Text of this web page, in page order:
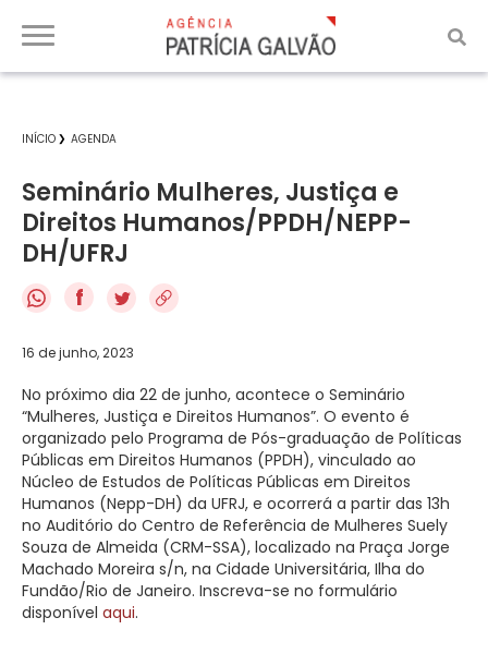
INÍCIO AGENDA
Seminário Mulheres, Justiça e
Direitos Humanos/PPDH/NEPP-
DH/UFRJ
f
16 de junho, 2023
No próximo dia 22 de junho, acontece o Seminário
“Mulheres, Justiça e Direitos Humanos”. O evento é
organizado pelo Programa de Pós-graduação de Políticas
Públicas em Direitos Humanos (PPDH), vinculado ao
Núcleo de Estudos de Políticas Públicas em Direitos
Humanos (Nepp-DH) da UFRJ, e ocorrerá a partir das 13h
no Auditório do Centro de Referência de Mulheres Suely
Souza de Almeida (CRM-SSA), localizado na Praça Jorge
Machado Moreira s/n, na Cidade Universitária, Ilha do
Fundão/Rio de Janeiro. Inscreva-se no formulário
disponível aqui.